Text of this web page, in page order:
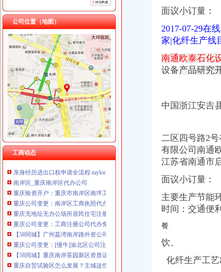
重庆柯翰电子有限公司 渝潼500万 （进出口权）
重庆饰知广告传媒有限公司 渝中50万 （工商注册）
重庆戴盛贷款咨询有限公司
重庆泰盛贷款咨询有限公司 渝高 （工商注册）
重庆市罗云科技有限公司 渝北 工商注册
重庆展优科技有限公司 渝中3万 （工商注册）
重庆市冰岛科技发展有限公司 渝沙50万 （进出口权）
重庆华康假肢矫形有限公司 渝中120万 （增资）
川思博机械有限责任公司重庆分公司 渝江 （工商注册）
杭州思锐贸易有限公司重庆分公司 渝中 （工商注册）
公司位置（地图）
工商动态
南岸区注册进出口公司流程
重庆电流测量仪表供应商_重庆电流测量仪表供货商、厂商_一呼百应供
太集团（）2006年年度报告_股票频道_证券之星
中国嘉陵工业股份有限公司（集团）第七届董事会第二十六次会议决议
广宇发展（000537）-公司公告-广宇发展：北京市嘉源律师事务所关于
中国嘉陵工业股份有限公司（集团）第七届董事会第二十六次会议决议
南岸注册公司代理注册企业流程费用查询2018年|工商企业注册查询网
重庆市如何注册公司？需要哪些申请流程_上海赢缘财务咨询有限公司_
重庆进出口贸易公司注册流程和所需材料有什么?_浪客浪不浪_新浪博
注册一个公司的流程怎样?费用多少?-知乎
南岸区新公司注册资金验资流程_志趣网
亲身经历进出口权申请全流程-taylormay的日志-网易博客
重庆验资开户：重庆市南岸区南坪工商代办、**-重庆爱问分类
重庆公司变更：南岸区工商执照代办,代理记账,代办各类许可证-重
重庆无地址无办公场所居民住宅注册公司_办营业执照_非皮包空壳挂靠
重庆公司变更：工商注册公司代办免费代帐资质认证变更注销-重庆
【58同城】广州荔湾南岸路外资公司注册_外资企业注册_代理外资公司
重庆公司变更：[慢牛]渝北区公司注册、增资、记账、可提供地址-重
【58同城】重庆南岸茶园新区资质证书办理_企业资质代理_资质代办机
重庆自贸试验区怎么发展？主城这些区放出大招|试验区|片区|重庆_新
南岸区公司注册公司注销税务清算注销公司转让法律顾问【今日推荐网
翠屏区涉外法律在线律师_翠屏区涉外法律律师在线免费咨询_华律网
面议小订量：
2017-07-29在
家|化纤生产线
南通欧泰石化
设备产品研究
中国浙江安吉
二区四号路2
有限公司南通
江苏省南通市
面议小订量：
主要生产节能
时间：交通
餐
饮、
化纤生产工